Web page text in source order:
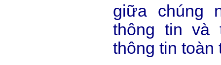
giữa chúng
thông tin và
thông tin